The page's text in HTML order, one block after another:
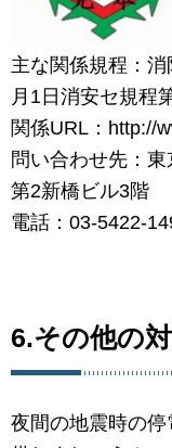
主な関係規程：
月1日消安セ規程
関係URL：http://
問い合わせ先：
第2新橋ビル3階
電話：03-5422-
6.その他の
夜間の地震時の